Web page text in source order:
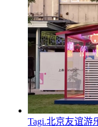
Tagi.北京友谊游